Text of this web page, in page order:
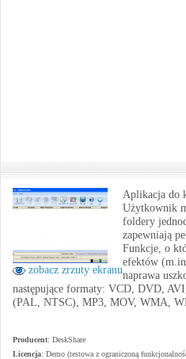
zobacz zrzuty ekranu
Aplikacja do
Użytkownik
foldery
zapewniają
Funkcje, o
efektów
naprawa
następujące formaty: VCD, DVD,
(PAL, NTSC), MP3, MOV, WMA,
Producent: DeskShare
Licencja: Demo (testowa z ograniczoną